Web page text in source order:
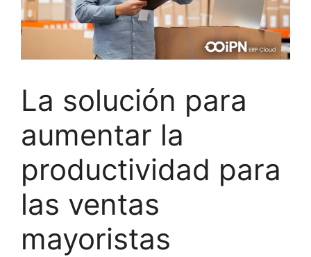
La solución para
aumentar la
productividad para
las ventas
mayoristas